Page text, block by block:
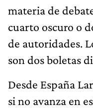
materia de
cuarto oscuro o
de autoridades.
son dos boletas
Desde España
si no avanza en